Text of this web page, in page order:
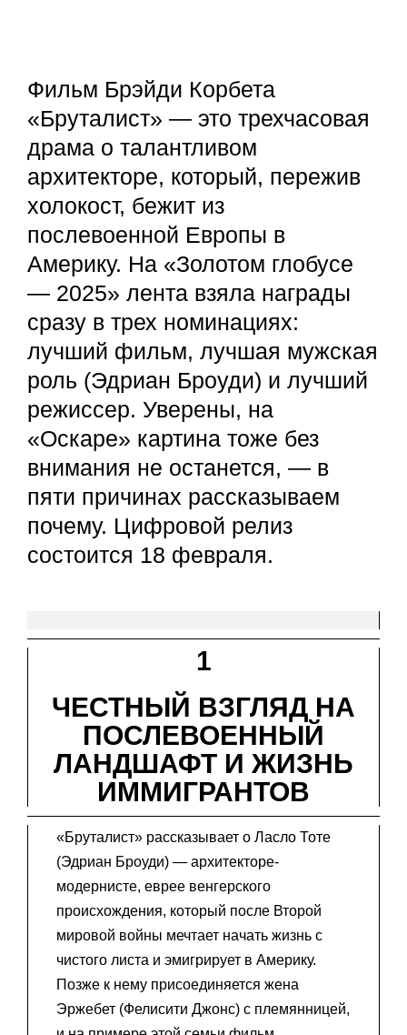
Фильм Брэйди Корбета
«Бруталист» — это трехчасовая
драма о талантливом
архитекторе, который, пережив
холокост, бежит из
послевоенной Европы в
Америку. На «Золотом глобусе
— 2025» лента взяла награды
сразу в трех номинациях:
лучший фильм, лучшая мужская
роль (Эдриан Броуди) и лучший
режиссер. Уверены, на
«Оскаре» картина тоже без
внимания не останется, — в
пяти причинах рассказываем
почему. Цифровой релиз
состоится 18 февраля.
1
ЧЕСТНЫЙ ВЗГЛЯД НА
ПОСЛЕВОЕННЫЙ
ЛАНДШАФТ И ЖИЗНЬ
ИММИГРАНТОВ
«Бруталист» рассказывает о Ласло Тоте
(Эдриан Броуди) — архитекторе-
модернисте, еврее венгерского
происхождения, который после Второй
мировой войны мечтает начать жизнь с
чистого листа и эмигрирует в Америку.
Позже к нему присоединяется жена
Эржебет (Фелисити Джонс) с племянницей,